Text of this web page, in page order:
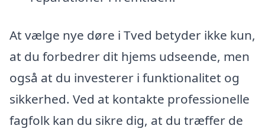
At vælge nye døre i Tved betyder ikke kun,
at du forbedrer dit hjems udseende, men
også at du investerer i funktionalitet og
sikkerhed. Ved at kontakte professionelle
fagfolk kan du sikre dig, at du træffer de